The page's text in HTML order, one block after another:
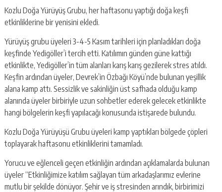
Kozlu Doğa Yürüyüş Grubu, her haftasonu yaptığı doğa keşfi
etkinliklerine bir yenisini ekledi.
Yürüyüş grubu üyeleri 3-4-5 Kasım tarihleri için planladıkları doğa
keşfinde Yedigöller’i tercih etti. Katılımın günden güne kattığı
etkinlikte, Yedigöller’in tüm alanları karış karış gezilerek stres atıldı.
Keşfin ardından üyeler, Devrek’in Özbağı Köyü’nde bulunan yeşillik
alana kamp attı. Sessizlik ve sakinliğin üst safhada olduğu kamp
alanında üyeler birbiriyle uzun sohbetler ederek gelecek etkinlikte
hangi bölgelerin keşfi yapılacağı konusunda istişarede bulundu.
Kozlu Doğa Yürüyüşü Grubu üyeleri kamp yaptıkları bölgede çöpleri
toplayarak haftasonu etkinliklerini tamamladı.
Yorucu ve eğlenceli geçen etkinliğin ardından açıklamalarda bulunan
üyeler “Etkinliğimize katılım sağlayan tüm arkadaşlarımız evlerine
mutlu bir şekilde dönüyor. Şehir ve iş stresinden arındık, birbirimizi